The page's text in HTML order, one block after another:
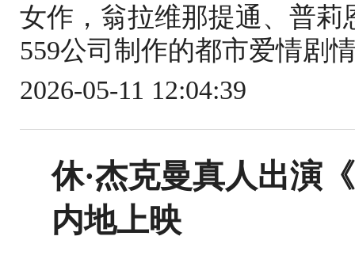
女作，翁拉维那提通、普
559公司制作的都市爱情剧
2026-05-11 12:04:39
休·杰克曼真人出演
内地上映